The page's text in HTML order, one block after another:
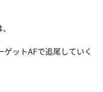
ットAFで追尾していく